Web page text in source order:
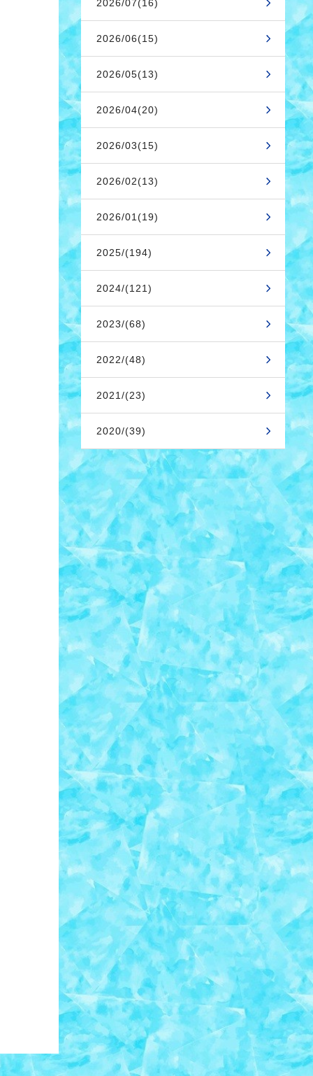
2026/07(16)
2026/06(15)
2026/05(13)
2026/04(20)
2026/03(15)
2026/02(13)
2026/01(19)
2025/(194)
2024/(121)
2023/(68)
2022/(48)
2021/(23)
2020/(39)